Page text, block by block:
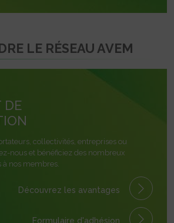
LE RÉSEAU AVEM
DE
collectivités, entreprises ou
nous et bénéficiez des nombreux
à nos membres.
Découvrez les avantages
Formulaire d'adhésion